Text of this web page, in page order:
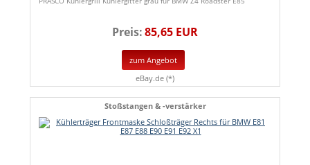
Preis:85,65 EUR
zum Angebot
eBay.de (*)
Stoßstangen & -verstärker